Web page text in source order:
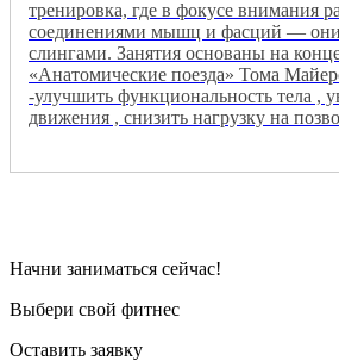
тренировка, где в фокусе внимания
соединениями мышц и фасций —
слингами. Занятия основаны на
«Анатомические поезда» Тома
-улучшить функциональность тела ,
движения , снизить нагрузку на
Начни заниматься сейчас!
Выбери свой фитнес
Оставить заявку